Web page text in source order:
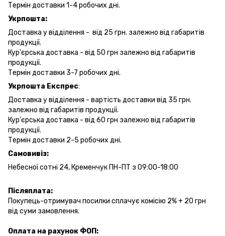
Термін доставки 1-4 робочих дні.
Укрпошта:
Доставка у відділення - від 25 грн. залежно від габаритів
продукції.
Кур'єрська доставка - від 50 грн залежно від габаритів
продукції.
Термін доставки 3-7 робочих дні.
Укрпошта Експрес:
Доставка у відділення - вартість доставки від 35 грн.
залежно від габаритів продукції.
Кур'єрська доставка - від 60 грн залежно від габаритів
продукції.
Термін доставки 2-5 робочих дні.
Самовивіз:
Небесної сотні 24, Кременчук ПН-ПТ з 09:00-18:00
Післяплата:
Покупець-отримувач посилки сплачує комісію 2% + 20 грн
від суми замовлення.
Оплата на рахунок ФОП: